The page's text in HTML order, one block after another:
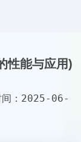
性能与应用)
间：2025-06-